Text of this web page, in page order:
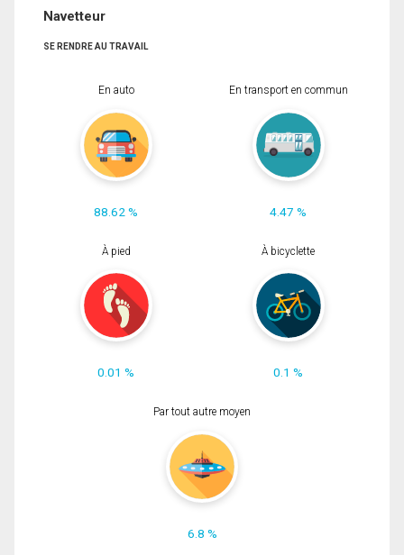
Navetteur
SE RENDRE AU TRAVAIL
En auto
88.62 %
En transport en commun
4.47 %
À pied
0.01 %
À bicyclette
0.1 %
Par tout autre moyen
6.8 %